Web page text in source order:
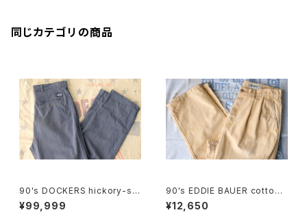
同じカテゴリの商品
90's DOCKERS hickory-stri
pe one-tuck Pants "Made i
n U.S.A."
¥99,999
90's EDDIE BAUER cotton-
duck 2-tuck Pants
¥12,650